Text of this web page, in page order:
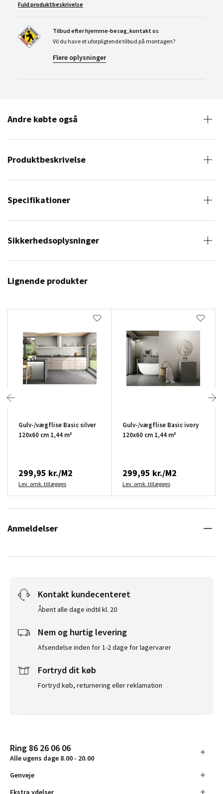
Fuld produktbeskrivelse
Tilbud efter hjemme-besøg, kontakt os
Vil du have et uforpligtende tilbud på montagen?
Flere oplysninger
Andre købte også
Produktbeskrivelse
Specifikationer
Sikkerhedsoplysninger
Lignende produkter
Gulv-/vægflise Basic silver
120x60 cm 1,44 m²
299,95 kr./M2
Lev. omk. tillægges
Gulv-/vægflise Basic ivory
120x60 cm 1,44 m²
299,95 kr./M2
Lev. omk. tillægges
Anmeldelser
Kontakt kundecenteret
Åbent alle dage indtil kl. 20
Nem og hurtig levering
Afsendelse inden for 1-2 dage for lagervarer
Fortryd dit køb
Fortryd køb, returnering eller reklamation
Ring 86 26 06 06
Alle ugens dage 8.00 - 20.00
Genveje
Ekstra ydelser